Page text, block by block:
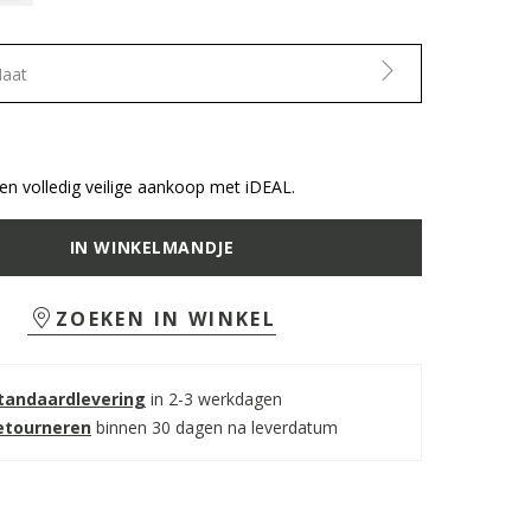
volledig veilige aankoop met iDEAL.
IN WINKELMANDJE
ZOEKEN IN WINKEL
in 2-3 werkdagen
binnen 30 dagen na leverdatum